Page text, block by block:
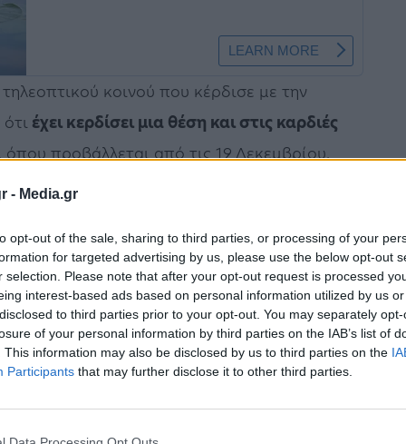
- Media.gr
opt-out of the sale, sharing to third parties, or processing of your
for targeted advertising by us, please use the below opt-out
selection. Please note that after your opt-out request is processed
interest-based ads based on personal information utilized by us
to third parties prior to your opt-out. You may separately
of your personal information by third parties on the IAB’s list of
This information may also be disclosed by us to third parties on the
Participants that may further disclose it to other third parties.
κοινού που κέρδισε με την
έχει κερδίσει μια θέση και στις καρδιές
όπου προβάλλεται από τις 19 Δεκεμβρίου.
Χριστόφορος Παπακαλιάτης
δημοφιλή σειρά που διαδραματίζεται με
ελληνικόNetflix.
για τη χώρα, καθώς είναι η πρώτη που
έχει καταφέρειεδώ και τρεις εβδομάδες
τα πρωτεία ανάμεσα σε άλλες διεθνούς
ηθοποιούς.